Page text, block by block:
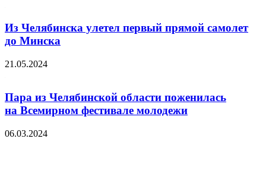
Из Челябинска улетел первый прямой самолет
до Минска
21.05.2024
Пара из Челябинской области поженилась
на Всемирном фестивале молодежи
06.03.2024